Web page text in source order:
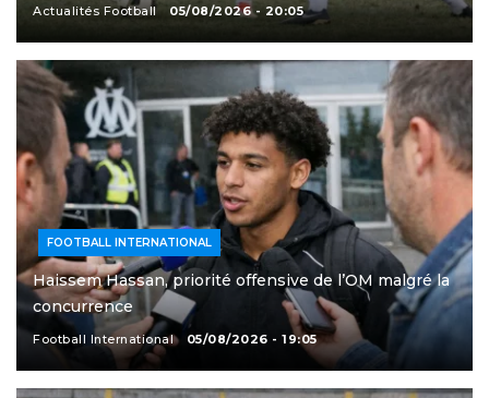
Actualités Football 05/08/2026 - 20:05
FOOTBALL INTERNATIONAL
Haissem Hassan, priorité offensive de l’OM malgré la
concurrence
Football International 05/08/2026 - 19:05